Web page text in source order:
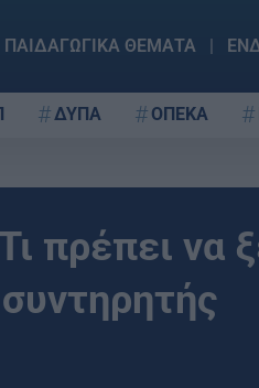
ΠΑΙΔΑΓΩΓΙΚΑ ΘΕΜΑΤΑ
ΔΥΠΑ ΟΠΕΚΑ
πρέπει να